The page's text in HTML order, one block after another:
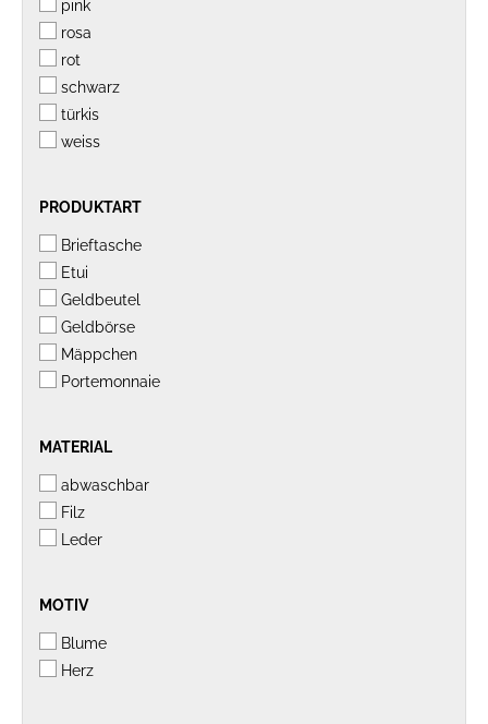
pink
rosa
rot
schwarz
türkis
weiss
PRODUKTART
PRODUKTART
Brieftasche
Etui
Geldbeutel
Geldbörse
Mäppchen
Portemonnaie
MATERIAL
MATERIAL
abwaschbar
Filz
Leder
MOTIV
MOTIV
Blume
Herz